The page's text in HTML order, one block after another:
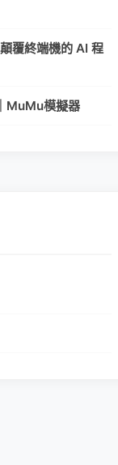
覆終端機的 AI 程
MuMu模擬器